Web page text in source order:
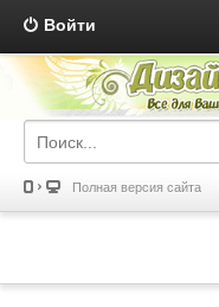
Войти
Полная версия сайта